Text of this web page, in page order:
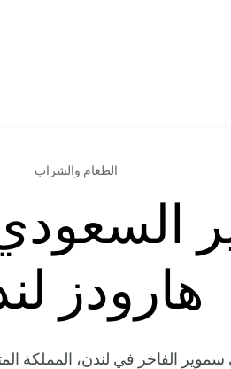
الطعام والشراب
هارودز
الفاخر في لندن، المملكة